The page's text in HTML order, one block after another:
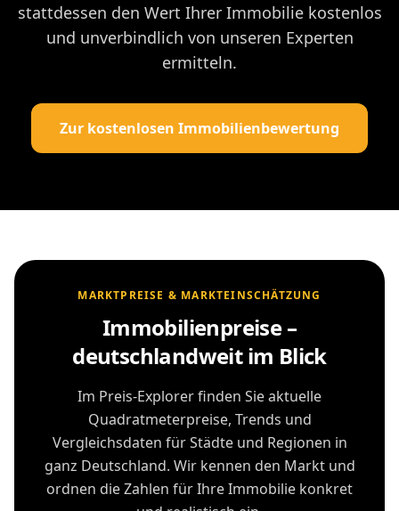
stattdessen den Wert Ihrer Immobilie kostenlos
und unverbindlich von unseren Experten
ermitteln.
Zur kostenlosen Immobilienbewertung
MARKTPREISE & MARKTEINSCHÄTZUNG
Immobilienpreise –
deutschlandweit im Blick
Im Preis-Explorer finden Sie aktuelle
Quadratmeterpreise, Trends und
Vergleichsdaten für Städte und Regionen in
ganz Deutschland. Wir kennen den Markt und
ordnen die Zahlen für Ihre Immobilie konkret